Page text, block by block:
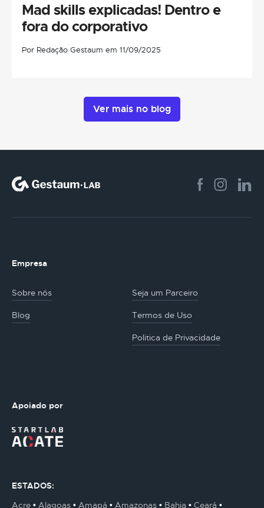
Mad skills explicadas! Dentro e
fora do corporativo
Por Redação Gestaum em 11/09/2025
Ver mais no blog
Empresa
Sobre nós Seja um Parceiro
Blog Termos de Uso
Politica de Privacidade
Apoiado por
ESTADOS:
Acre
Alagoas Amapá Amazonas Bahia Ceará